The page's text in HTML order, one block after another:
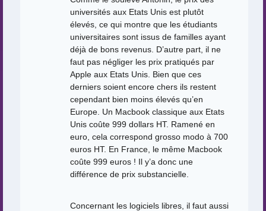
universités aux Etats Unis est plutôt
élevés, ce qui montre que les étudiants
universitaires sont issus de familles ayant
déjà de bons revenus. D’autre part, il ne
faut pas négliger les prix pratiqués par
Apple aux Etats Unis. Bien que ces
derniers soient encore chers ils restent
cependant bien moins élevés qu’en
Europe. Un Macbook classique aux Etats
Unis coûte 999 dollars HT. Ramené en
euro, cela correspond grosso modo à 700
euros HT. En France, le même Macbook
coûte 999 euros ! Il y’a donc une
différence de prix substancielle.
Concernant les logiciels libres, il faut aussi